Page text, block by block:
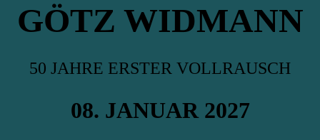
GÖTZ WIDMANN
50 JAHRE ERSTER VOLLRAUSCH
08. JANUAR 2027